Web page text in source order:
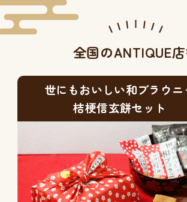
全国のANTIQUE
世にもおいしい和ブラウニ
桔梗信玄餅セット